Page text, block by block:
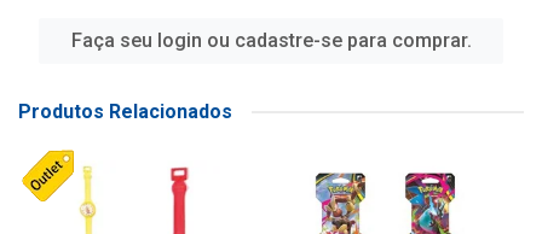
Faça seu login ou cadastre-se para comprar.
Produtos Relacionados